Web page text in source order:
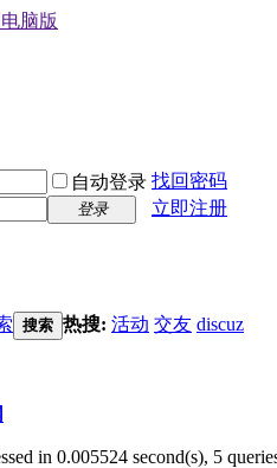
脑版
自动登录 找回密码
登录
立即注册
搜索 热搜: 活动 交友 discuz
in 0.005524 second(s), 5